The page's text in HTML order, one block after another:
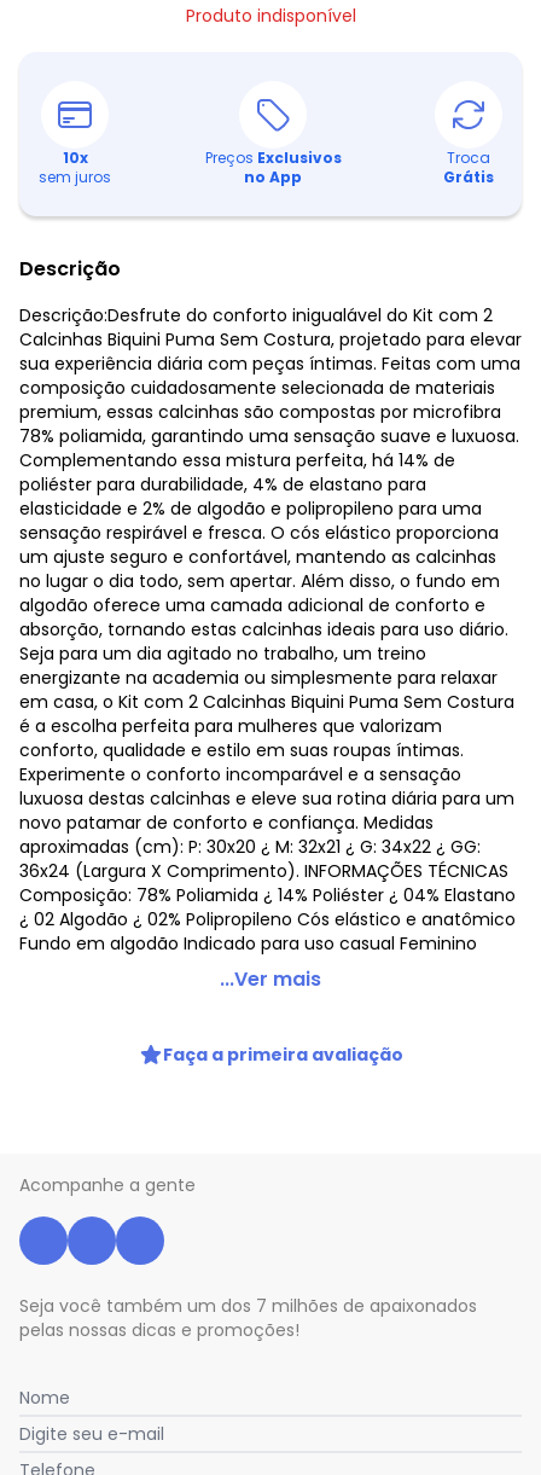
Produto indisponível
10x
sem juros
Preços Exclusivos
no App
Troca
Grátis
Descrição
Descrição:Desfrute do conforto inigualável do Kit com 2
Calcinhas Biquini Puma Sem Costura, projetado para elevar
sua experiência diária com peças íntimas. Feitas com uma
composição cuidadosamente selecionada de materiais
premium, essas calcinhas são compostas por microfibra
78% poliamida, garantindo uma sensação suave e luxuosa.
Complementando essa mistura perfeita, há 14% de
poliéster para durabilidade, 4% de elastano para
elasticidade e 2% de algodão e polipropileno para uma
sensação respirável e fresca. O cós elástico proporciona
um ajuste seguro e confortável, mantendo as calcinhas
no lugar o dia todo, sem apertar. Além disso, o fundo em
algodão oferece uma camada adicional de conforto e
absorção, tornando estas calcinhas ideais para uso diário.
Seja para um dia agitado no trabalho, um treino
energizante na academia ou simplesmente para relaxar
em casa, o Kit com 2 Calcinhas Biquini Puma Sem Costura
é a escolha perfeita para mulheres que valorizam
conforto, qualidade e estilo em suas roupas íntimas.
Experimente o conforto incomparável e a sensação
luxuosa destas calcinhas e eleve sua rotina diária para um
novo patamar de conforto e confiança. Medidas
aproximadas (cm): P: 30x20 ¿ M: 32x21 ¿ G: 34x22 ¿ GG:
36x24 (Largura X Comprimento). INFORMAÇÕES TÉCNICAS
Composição: 78% Poliamida ¿ 14% Poliéster ¿ 04% Elastano
¿ 02 Algodão ¿ 02% Polipropileno Cós elástico e anatômico
Fundo em algodão Indicado para uso casual Feminino
Puma - Kit 2 Calcinhas Biquini Puma sem Costura
Código do produto: 22947143
agosto/2026
junho/2026
maio/2026
março/2026 N/D*
fevereiro/2026
...Ver mais
Faça a primeira avaliação
Acompanhe a gente
Seja você também um dos 7 milhões de apaixonados
pelas nossas dicas e promoções!
Nome
Digite seu e-mail